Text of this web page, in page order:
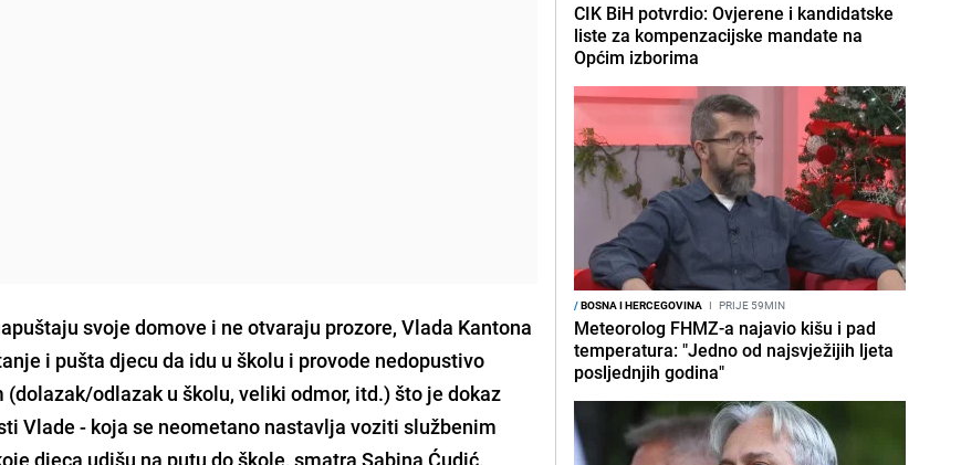
svoje domove i ne otvaraju prozore, Vlada Kantona
i pušta djecu da idu u školu i provode nedopustivo
odlazak u školu, veliki odmor, itd.) što je dokaz
Vlade - koja se neometano nastavlja voziti službenim
djeca udišu na putu do škole, smatraSabina Ćudić,
CIK BiH potvrdio: Ovjerene i kandidatske
liste za kompenzacijske mandate na
Općim izborima
/BOSNA I HERCEGOVINA I PRIJE 59MIN
Meteorolog FHMZ-a najavio kišu i pad
temperatura: "Jedno od najsvježijih ljeta
posljednjih godina"